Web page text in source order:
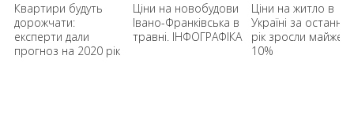
Квартири будуть
дорожчати:
експерти дали
прогноз на 2020 рік
Ціни на новобудови
Івано-Франківська в
травні. ІНФОГРАФІКА
Ціни на житло в
Україні за останній
рік зросли майже
10%